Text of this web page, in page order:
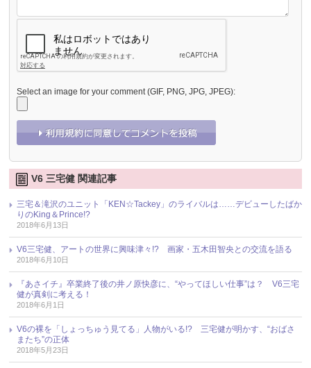
Select an image for your comment (GIF, PNG, JPG, JPEG):
V6 三宅健 関連記事
三宅＆滝沢のユニット「KEN☆Tackey」のライバルは……デビューしたばか
りのKing＆Prince!?
2018年6月13日
V6三宅健、アートの世界に興味津々!? 画家・五木田智央との交流を語る
2018年6月10日
『あさイチ』卒業終了後の井ノ原快彦に、“やってほしい仕事”は？ V6三宅
健が真剣に考える！
2018年6月1日
V6の裸を「しょっちゅう見てる」人物がいる!? 三宅健が明かす、“おばさ
またち”の正体
2018年5月23日